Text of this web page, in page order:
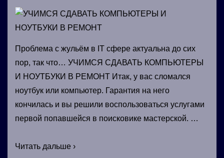
Проблема с жульём в IT сфере актуальна до сих
пор, так что… УЧИМСЯ СДАВАТЬ КОМПЬЮТЕРЫ
И НОУТБУКИ В РЕМОНТ Итак, у вас сломался
ноутбук или компьютер. Гарантия на него
кончилась и вы решили воспользоваться услугами
первой попавшейся в поисковике мастерской. …
УЧИМСЯ
Читать дальше ›